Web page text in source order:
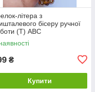
літера з
бісеру ручної
(Т) ABC
₴
Купити